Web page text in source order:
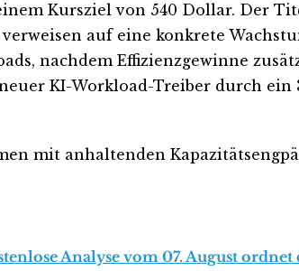
Kursziel von 540 Dollar. Der
auf eine konkrete
nachdem Effizienzgewinne
KI-Workload-Treiber durch
mit anhaltenden
Analyse vom 07. August ordnet